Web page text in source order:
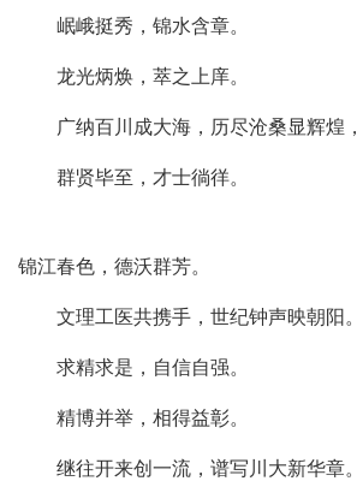
岷峨挺秀，锦水含章。
龙光炳焕，萃之上庠。
广纳百川成大海，历尽沧桑显辉煌，
群贤毕至，才士徜徉。
锦江春色，德沃群芳。
文理工医共携手，世纪钟声映朝阳。
求精求是，自信自强。
精博并举，相得益彰。
继往开来创一流，谱写川大新华章。